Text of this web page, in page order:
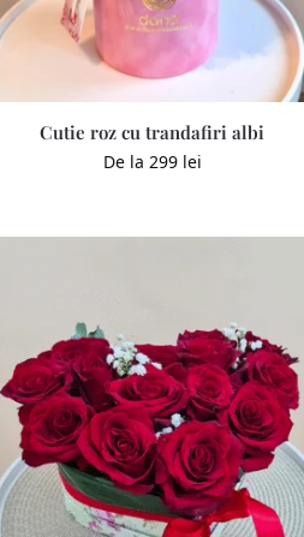
Cutie roz cu trandafiri albi
De la 299 lei